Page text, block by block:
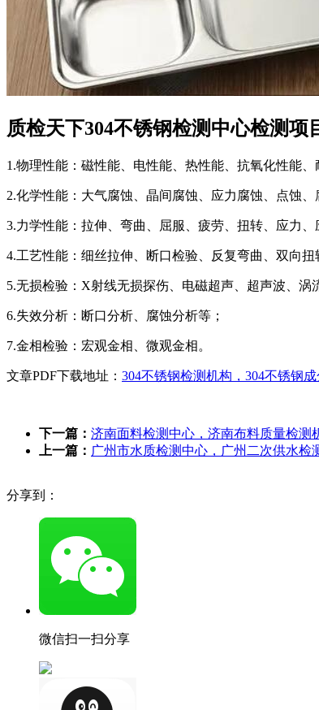
质检天下304不锈钢检测中心检测项
1.物理性能：磁性能、电性能、热性能、抗氧化性能
2.化学性能：大气腐蚀、晶间腐蚀、应力腐蚀、点蚀、
3.力学性能：拉伸、弯曲、屈服、疲劳、扭转、应力
4.工艺性能：细丝拉伸、断口检验、反复弯曲、双向
5.无损检验：X射线无损探伤、电磁超声、超声波、涡
6.失效分析：断口分析、腐蚀分析等；
7.金相检验：宏观金相、微观金相。
文章PDF下载地址： 304不锈钢检测机构，304不锈钢
下一篇： 济南面料检测中心，济南布料质量检测
上一篇： 广州市水质检测中心，广州二次供水检
分享到：
微信扫一扫分享